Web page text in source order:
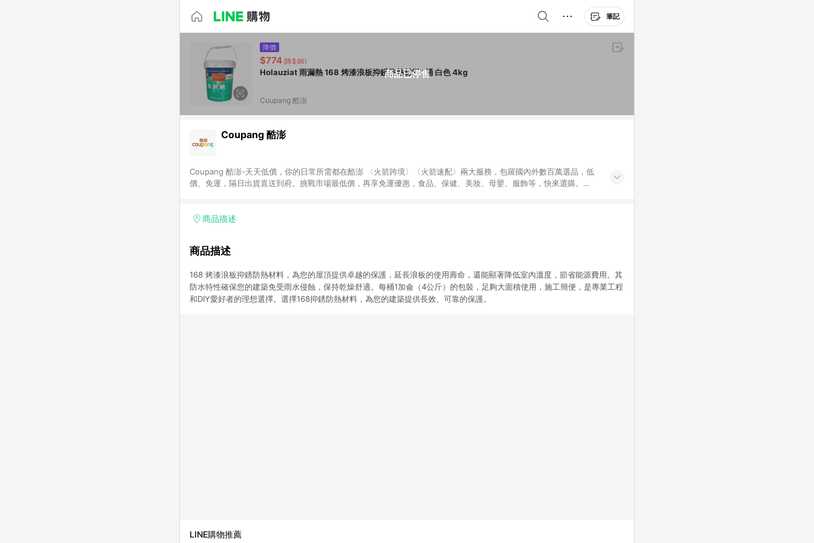
筆記
商品已停售
降價
$774 (降$86)
Holauziat 雨漏熱 168 烤漆浪板抑銹防熱材料 1桶 白色 4kg
Coupang 酷澎
Coupang 酷澎
Coupang 酷澎-天天低價，你的日常所需都在酷澎 〈火箭跨境〉〈火箭速配〉兩大服務，包羅國內外數百萬選品，低
價、免運，隔日出貨直送到府。挑戰市場最低價，再享免運優惠，食品、保健、美妝、母嬰、服飾等，快來選購。
商品描述
商品描述
168 烤漆浪板抑銹防熱材料，為您的屋頂提供卓越的保護，延長浪板的使用壽命，還能顯著降低室內溫度，節省能源費用。其
防水特性確保您的建築免受雨水侵蝕，保持乾燥舒適。每桶1加侖（4公斤）的包裝，足夠大面積使用，施工簡便，是專業工程
和DIY愛好者的理想選擇。選擇168抑銹防熱材料，為您的建築提供長效、可靠的保護。
LINE購物推薦